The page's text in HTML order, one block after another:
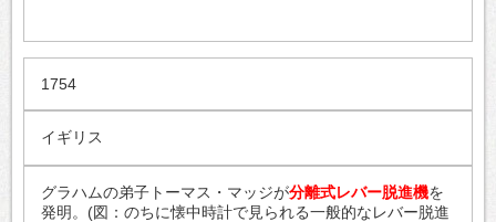
1754
イギリス
グラハムの弟子トーマス・マッジが分離式レバー脱進機を
発明。(図：のちに懐中時計で見られる一般的なレバー脱進